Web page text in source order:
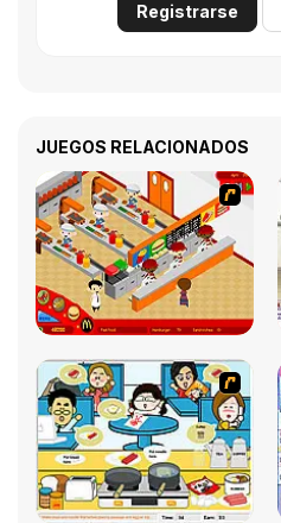
Registrarse
JUEGOS RELACIONADOS